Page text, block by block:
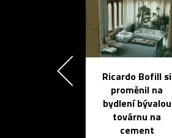
Ricardo Bofill si
proměnil na
bydlení bývalou
továrnu na
cement